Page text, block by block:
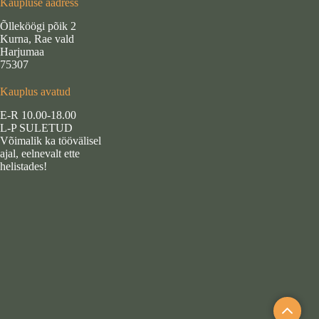
Kaupluse aadress
Õlleköögi põik 2
Kurna, Rae vald
Harjumaa
75307
Kauplus avatud
E-R 10.00-18.00
L-P SULETUD
Võimalik ka töövälisel
ajal, eelnevalt ette
helistades!